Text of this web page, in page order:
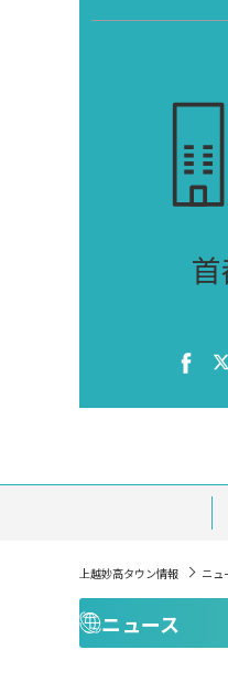
上越妙高タウン情報 ニュ
ニュース